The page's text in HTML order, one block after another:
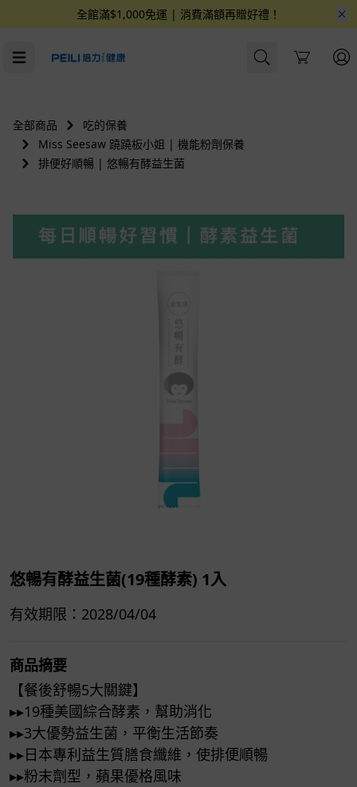
全館滿$1,000免運 | 消費滿額再贈好禮！
Cart
全部商品
吃的保養
Miss Seesaw 蹺蹺板小姐 | 機能粉劑保養
排便好順暢 | 悠暢有酵益生菌
悠暢有酵益生菌(19種酵素) 1入
有效期限：2028/04/04
商品摘要
【餐後舒暢5大關鍵】
▸▸19種美國綜合酵素，幫助消化
▸▸3大優勢益生菌，平衡生活節奏
▸▸日本專利益生質膳食纖維，使排便順暢
▸▸粉末劑型，蘋果優格風味